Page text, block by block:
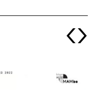
‹›